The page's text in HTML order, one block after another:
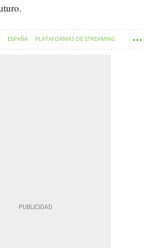
ESPAÑA PLATAFORMAS DE STREAMING